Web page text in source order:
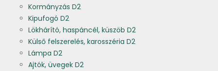
Kormányzás D2
Kipufogó D2
Lökhárító, haspáncél, küszöb D2
Külső felszerelés, karosszéria D2
Lámpa D2
Ajtók, üvegek D2